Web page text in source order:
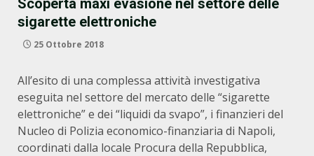
Scoperta maxi evasione nel settore delle
sigarette elettroniche
25 Ottobre 2018
All’esito di una complessa attività investigativa
eseguita nel settore del mercato delle “sigarette
elettroniche” e dei “liquidi da svapo”, i finanzieri del
Nucleo di Polizia economico-finanziaria di Napoli,
coordinati dalla locale Procura della Repubblica,